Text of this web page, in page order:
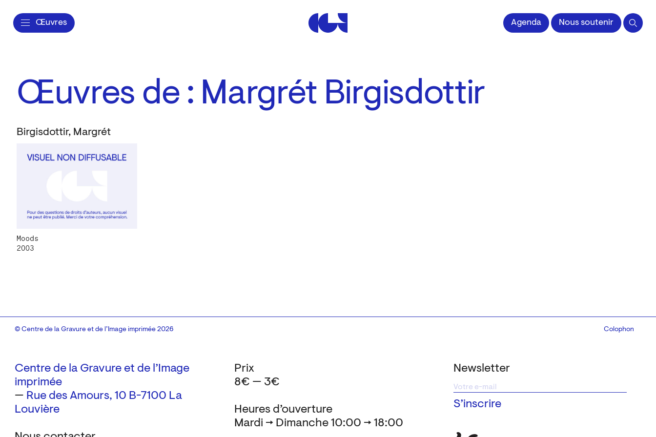
Œuvres Centre de la Gravure et de l'Image impriméeAgenda Nous soutenir
Œuvres de : Margrét Birgisdottir
Birgisdottir, Margrét
Moods
2003
Centre de la Gravure et de l’Image
imprimée
— Rue des Amours, 10 B-7100 La
Louvière
Newsletter
Heures d’ouverture
Mardi → Dimanche 10:00 → 18:00
Prix
8€ — 3€
© Centre de la Gravure et de l’Image imprimée 2026 Colophon
Design:Marcel